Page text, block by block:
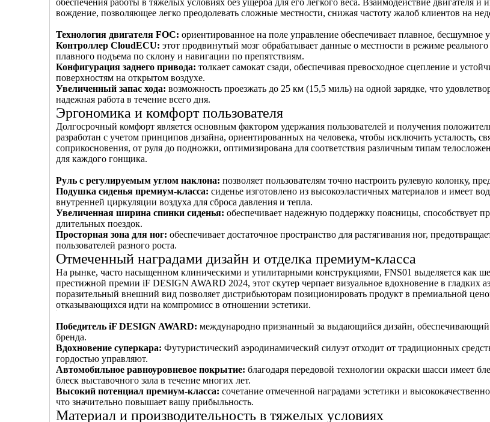
обеспечения работы в тяжелых условиях без ущерба для его легкого веса. Взаимодействие двигателя и
вождение, позволяющее легко преодолевать сложные местности, снижая частоту жалоб клиентов на
Технология двигателя FOC: ориентированное на поле управление обеспечивает плавное, бесшумное
Контроллер CloudECU: этот продвинутый мозг обрабатывает данные о местности в режиме
плавного подъема по склону и навигации по препятствиям.
Конфигурация заднего привода: толкает самокат сзади, обеспечивая превосходное сцепление и
поверхностям на открытом воздухе.
Увеличенный запас хода: возможность проезжать до 25 км (15,5 миль) на одной зарядке, что
надежная работа в течение всего дня.
Эргономика и комфорт пользователя
Долгосрочный комфорт является основным фактором удержания пользователей и получения
разработан с учетом принципов дизайна, ориентированных на человека, чтобы исключить усталость,
соприкосновения, от руля до подножки, оптимизирована для соответствия различным типам
для каждого гонщика.
Руль с регулируемым углом наклона: позволяет пользователям точно настроить рулевую колонку,
Подушка сиденья премиум-класса: сиденье изготовлено из высокоэластичных материалов и
внутренней циркуляции воздуха для сброса давления и тепла.
Увеличенная ширина спинки сиденья: обеспечивает надежную поддержку поясницы, способствует
длительных поездок.
Просторная зона для ног: обеспечивает достаточное пространство для растягивания ног,
пользователей разного роста.
Отмеченный наградами дизайн и отделка премиум-класса
На рынке, часто насыщенном клиническими и утилитарными конструкциями, FNS01 выделяется как
престижной премии iF DESIGN AWARD 2024, этот скутер черпает визуальное вдохновение в
поразительный внешний вид позволяет дистрибьюторам позиционировать продукт в премиальной
отказывающихся идти на компромисс в отношении эстетики.
Победитель iF DESIGN AWARD: международно признанный за выдающийся дизайн,
бренда.
Вдохновение суперкара: Футуристический аэродинамический силуэт отходит от традиционных
гордостью управляют.
Автомобильное равноуровневое покрытие: благодаря передовой технологии окраски шасси имеет
блеск выставочного зала в течение многих лет.
Высокий потенциал премиум-класса: сочетание отмеченной наградами эстетики и
что значительно повышает вашу прибыльность.
Материал и производительность в тяжелых условиях